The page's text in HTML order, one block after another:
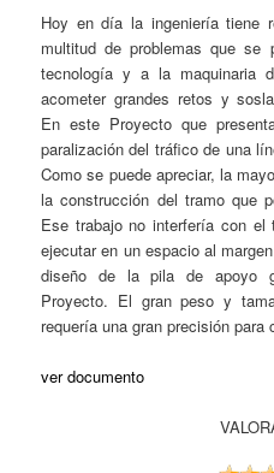
Hoy en día la ingeniería tiene
multitud de problemas que se
tecnología y a la maquinaria
acometer grandes retos y
En este Proyecto que
paralización del tráfico de una
Como se puede apreciar, la
la construcción del tramo que
Ese trabajo no interfería con
ejecutar en un espacio al
diseño de la pila de apoyo
Proyecto. El gran peso y
requería una gran precisión para
ver documento